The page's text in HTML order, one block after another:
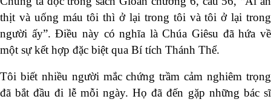
thịt và uống máu tôi thì ở lại trong tôi và tôi ở lại trong
người ấy”. Điều này có nghĩa là Chúa Giêsu đã hứa về
một sự kết hợp đặc biệt qua Bí tích Thánh Thể.
Tôi biết nhiều người mắc chứng trầm cảm nghiêm trọng
đã bắt đầu đi lễ mỗi ngày. Họ đã đến gặp những bác sĩ